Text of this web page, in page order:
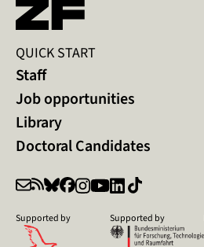
QUICK START
Staff
Job opportunities
Library
Doctoral Candidates
Supported by Supported by